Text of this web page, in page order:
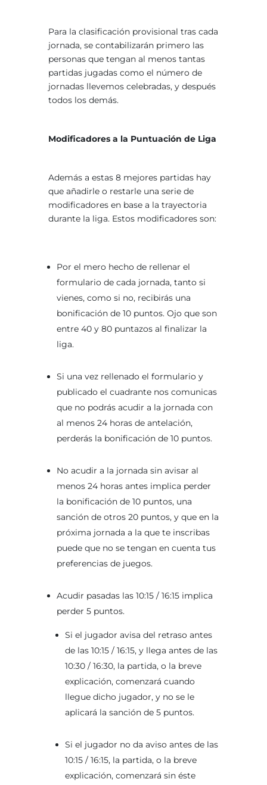
Para la clasificación provisional tras cada
jornada, se contabilizarán primero las
personas que tengan al menos tantas
partidas jugadas como el número de
jornadas llevemos celebradas, y después
todos los demás.
Modificadores a la Puntuación de Liga
Además a estas 8 mejores partidas hay
que añadirle o restarle una serie de
modificadores en base a la trayectoria
durante la liga. Estos modificadores son:
Por el mero hecho de rellenar el
formulario de cada jornada, tanto si
vienes, como si no, recibirás una
bonificación de 10 puntos. Ojo que son
entre 40 y 80 puntazos al finalizar la
liga.
Si una vez rellenado el formulario y
publicado el cuadrante nos comunicas
que no podrás acudir a la jornada con
al menos 24 horas de antelación,
perderás la bonificación de 10 puntos.
No acudir a la jornada sin avisar al
menos 24 horas antes implica perder
la bonificación de 10 puntos, una
sanción de otros 20 puntos, y que en la
próxima jornada a la que te inscribas
puede que no se tengan en cuenta tus
preferencias de juegos.
Acudir pasadas las 10:15 / 16:15 implica
perder 5 puntos.
Si el jugador avisa del retraso antes
de las 10:15 / 16:15, y llega antes de las
10:30 / 16:30, la partida, o la breve
explicación, comenzará cuando
llegue dicho jugador, y no se le
aplicará la sanción de 5 puntos.
Si el jugador no da aviso antes de las
10:15 / 16:15, la partida, o la breve
explicación, comenzará sin éste